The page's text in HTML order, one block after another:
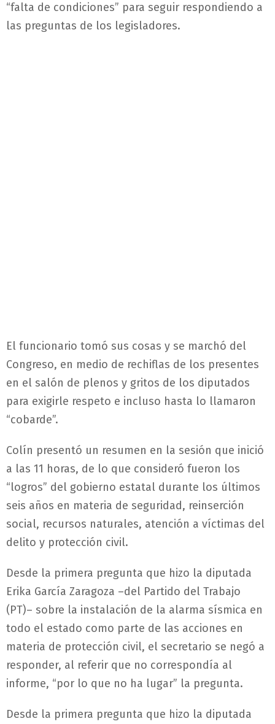
“falta de condiciones” para seguir respondiendo a
las preguntas de los legisladores.
El funcionario tomó sus cosas y se marchó del
Congreso, en medio de rechiflas de los presentes
en el salón de plenos y gritos de los diputados
para exigirle respeto e incluso hasta lo llamaron
“cobarde”.
Colín presentó un resumen en la sesión que inició
a las 11 horas, de lo que consideró fueron los
“logros” del gobierno estatal durante los últimos
seis años en materia de seguridad, reinserción
social, recursos naturales, atención a víctimas del
delito y protección civil.
Desde la primera pregunta que hizo la diputada
Erika García Zaragoza –del Partido del Trabajo
(PT)– sobre la instalación de la alarma sísmica en
todo el estado como parte de las acciones en
materia de protección civil, el secretario se negó a
responder, al referir que no correspondía al
informe, “por lo que no ha lugar” la pregunta.
Desde la primera pregunta que hizo la diputada